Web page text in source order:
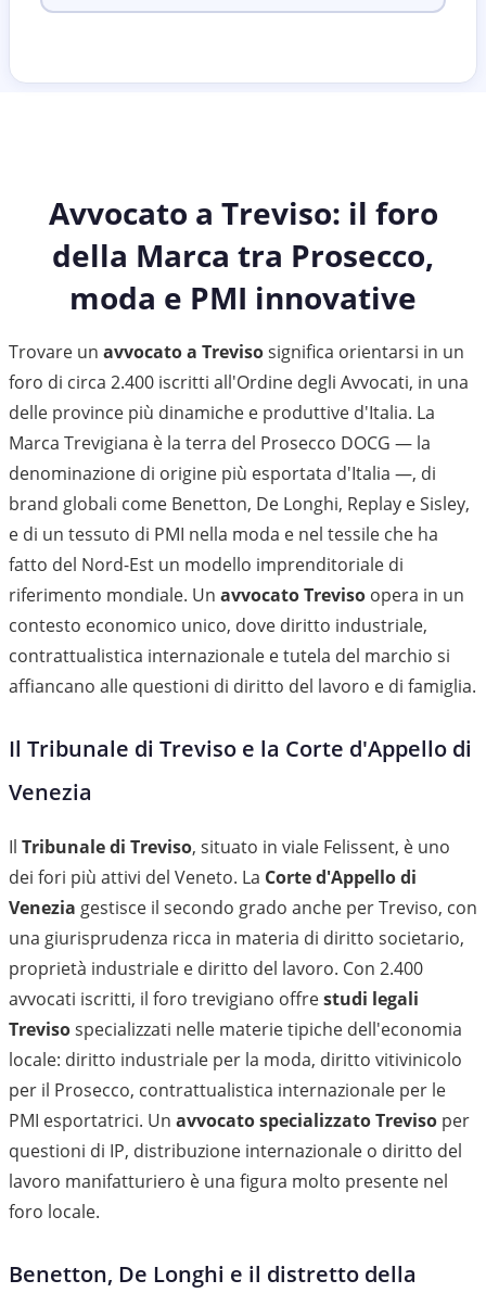
Avvocato a Treviso: il foro
della Marca tra Prosecco,
moda e PMI innovative
Trovare un avvocato a Trevisosignifica orientarsi in un
foro di circa 2.400 iscritti all'Ordine degli Avvocati, in una
delle province più dinamiche e produttive d'Italia. La
Marca Trevigiana è la terra del Prosecco DOCG — la
denominazione di origine più esportata d'Italia —, di
brand globali come Benetton, De Longhi, Replay e Sisley,
e di un tessuto di PMI nella moda e nel tessile che ha
fatto del Nord-Est un modello imprenditoriale di
riferimento mondiale. Un avvocato Treviso opera in un
contesto economico unico, dove diritto industriale,
contrattualistica internazionale e tutela del marchio si
affiancano alle questioni di diritto del lavoro e di famiglia.
Il Tribunale di Treviso e la Corte d'Appello di
Venezia
Il Tribunale di Treviso, situato in viale Felissent, è uno
dei fori più attivi del Veneto. La Corte d'Appello di
Venezia gestisce il secondo grado anche per Treviso, con
una giurisprudenza ricca in materia di diritto societario,
proprietà industriale e diritto del lavoro. Con 2.400
avvocati iscritti, il foro trevigiano offrestudi legali
Trevisospecializzati nelle materie tipiche dell'economia
locale: diritto industriale per la moda, diritto vitivinicolo
per il Prosecco, contrattualistica internazionale per le
PMI esportatrici. Un avvocato specializzato Treviso per
questioni di IP, distribuzione internazionale o diritto del
lavoro manifatturiero è una figura molto presente nel
foro locale.
Benetton, De Longhi e il distretto della